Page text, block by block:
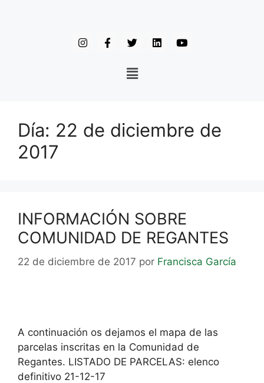
Día: 22 de diciembre de
2017
INFORMACIÓN SOBRE
COMUNIDAD DE REGANTES
22 de diciembre de 2017 por Francisca García
A continuación os dejamos el mapa de las
parcelas inscritas en la Comunidad de
Regantes. LISTADO DE PARCELAS: elenco
definitivo 21-12-17